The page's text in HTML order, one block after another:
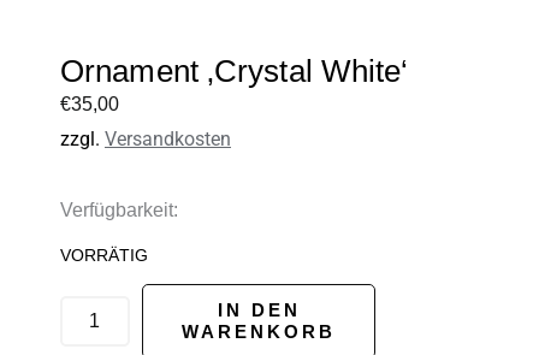
Ornament ‚Crystal White‘
€35,00
zzgl. Versandkosten
Verfügbarkeit:
VORRÄTIG
Ornament
'Crystal
Menge
IN DEN
WARENKORB